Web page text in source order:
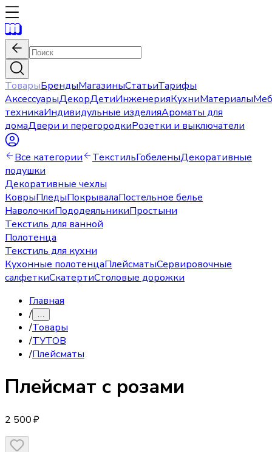
ТоварыБрендыМагазиныСтатьиТарифы
АксессуарыДекорДетиИнженерияКухниМатериалы
техникаИндивидульные изделияАроматы для
домаДвери и перегородкиРозетки и выключатели
Все категории ТекстильГобеленыДекоративные
подушки
Декоративные чехлы
КоврыПледыПокрывалаПостельное белье
НаволочкиПододеяльникиПростыни
Текстиль для ванной
Полотенца
Текстиль для кухни
Кухонные полотенцаПлейсматыСервировочные
салфеткиСкатертиСтоловые дорожки
Главная
/ …
/Товары
/ТУТОВ
/Плейсматы
Плейсмат с розами
2 500 ₽